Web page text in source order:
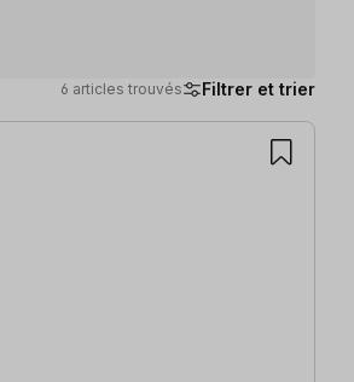
6 articles trouvés Filtrer et trier